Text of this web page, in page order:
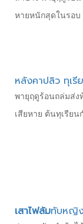
หายหนักสุดในรอบ
หลังคาปลิว ทุเ
พายุฤดูร้อนถล่มส่ง
เสียหาย ต้นทุเรียน
เสาไฟล้มทับหญิ